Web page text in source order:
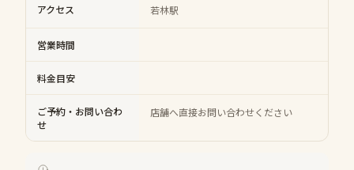
アクセス 若林駅
営業時間
料金目安
ご予約・お問い合わ
せ
店舗へ直接お問い合わせください